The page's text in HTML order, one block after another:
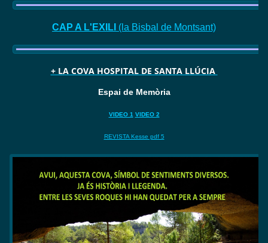
CAP A L'EXILI (la Bisbal de Montsant)
+ LA COVA HOSPITAL DE SANTA LLÚCIA
Espai de Memòria
VIDEO 1 VIDEO 2
REVISTA Kesse pdf 5